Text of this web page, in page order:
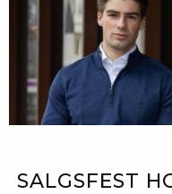
SALGSFEST